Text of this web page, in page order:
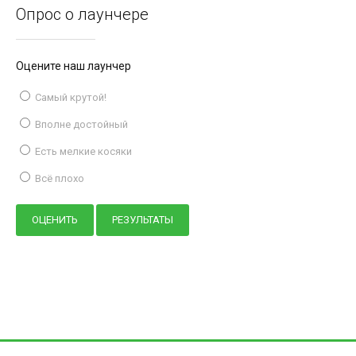
Опрос о лаунчере
Оцените наш лаунчер
Самый крутой!
Вполне достойный
Есть мелкие косяки
Всё плохо